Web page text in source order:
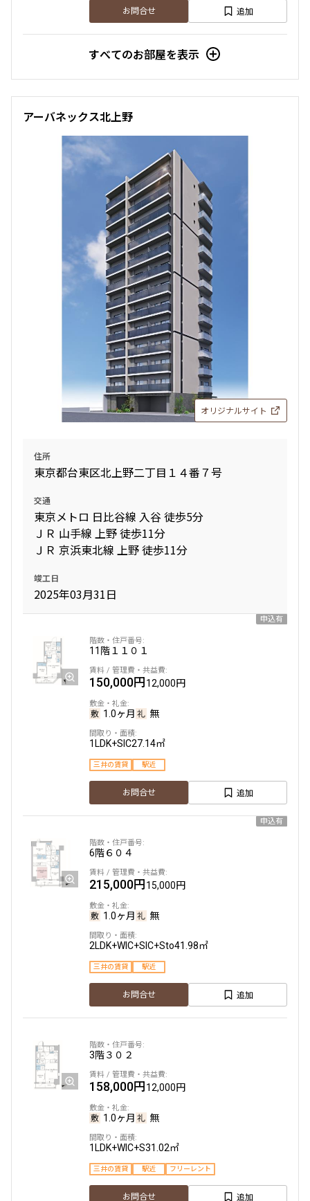
1.0ヶ月 無
9階
195,000円15,000円
1.0ヶ月 無
2DK+SIC30.36㎡
新築 三井の賃貸 フリーレント
お問合せ
11階１１０１
239,000円18,000円
1.0ヶ月 無
新築 三井の賃貸 フリーレント
11階１１０２
239,000円
2LDK+SIC 40.32㎡
新築 三井の賃貸
お問合せ
8階８０１
230,000円18,000円
2LDK+WIC+SIC
新築 三井の賃貸
お問合せ
お問合せ 追加
230,000円20,000円
2LDK
三井の賃貸 フリーレント
お問合せ 追加
2階 ２０４
229,000円20,000円
1.0ヶ月 無
2LDK43.50㎡
新築 三井の賃貸 フリーレント
お問合せ 追加
3階３０１
175,000円 15,000円
1.0ヶ月 無
新築
賃料改定
１１０１
195,000円
1LDK
新築 三井の賃貸 フリーレント
賃料改定
11階 １１０２
195,000円
1.0ヶ月 無
31.11㎡
新築 三井の賃貸 フリーレント
お問合せ
賃料改定
11階 １１０３
250,000円20,000円
1.0ヶ月 無
お問合せ 追加
すべてのお部屋を表示
アーバネックス北上野
オリジナルサイト
住所
東京都台東区北上野二丁目１４番７号
交通
東京メトロ 日比谷線 入谷 徒歩5分
ＪＲ 山手線 上野 徒歩11分
ＪＲ 京浜東北線 上野 徒歩11分
竣工日
2025年03月31日
申込有
11階 １１０１
150,000円12,000円
1.0ヶ月 無
1LDK+SIC27.14㎡
三井の賃貸 駅近
お問合せ 追加
申込有
6階６０４
215,000円15,000円
1.0ヶ月 無
2LDK+WIC+SIC+Sto41.98㎡
三井の賃貸 駅近
お問合せ 追加
3階３０２
158,000円12,000円
1.0ヶ月 無
1LDK+WIC+S31.02㎡
三井の賃貸 駅近 フリーレント
お問合せ 追加